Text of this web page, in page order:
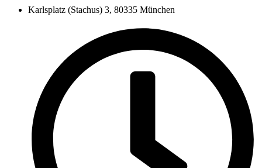
Karlsplatz (Stachus) 3, 80335 München